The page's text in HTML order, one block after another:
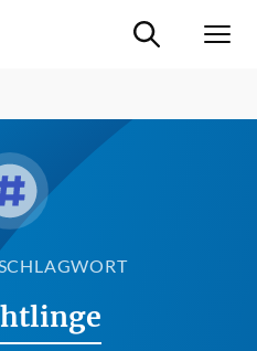
Suche ein-/